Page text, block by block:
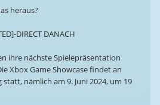
heraus?
DIRECT DANACH
ihre nächste Spielepräsentation
Xbox Game Showcase findet an
nämlich am 9. Juni 2024, um 19